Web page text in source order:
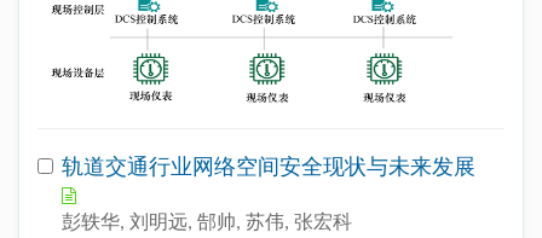
轨道交通行业网络空间安全现状与未来发展
彭轶华, 刘明远, 郜帅, 苏伟, 张宏科